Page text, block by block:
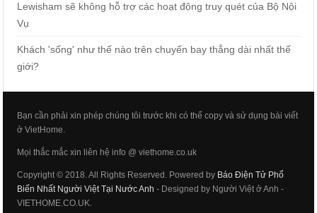
Lewisham sẽ không hỗ trợ các hoạt động truy quét của Bộ Nội
Vụ
Khách 'sống' như thế nào trên chuyến bay thẳng dài nhất thế
giới?
Bạn cần phải xin phép chúng tôi trước khi có thể copy và sử dụng bài viết
ở VietHome.
Mọi thắc mắc xin liên hệ info @ viethome.co.uk
Copyright © 2018. All Rights Reserved. Powered by Báo Điện Tử Phổ
Biến Nhất Người Việt Tại Nước Anh - Designed by Người Việt ở Anh -
VIETHOME.CO.UK.